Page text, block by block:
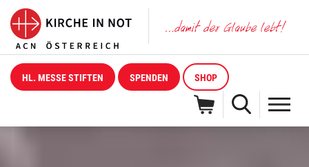
HL. MESSE STIFTEN SPENDEN SHOP